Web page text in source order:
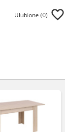
Ulubione (0)